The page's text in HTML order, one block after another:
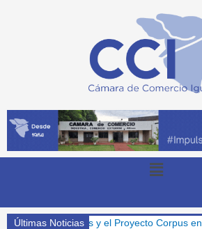
Menu
Últimas Noticias
Misiones y el Proyecto Corpus en Pindó-í.